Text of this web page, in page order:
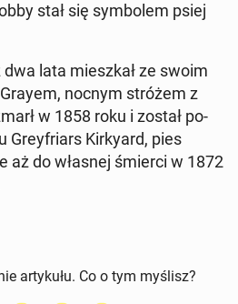
stał się sym­bo­lem psiej
dwa lata miesz­kał ze swoim
nocnym stróżem z
w 1858 roku i został po­
Grey­friars Kir­ky­ard, pies
aż do własnej śmierci w 1872
artykułu. Co o tym myślisz?